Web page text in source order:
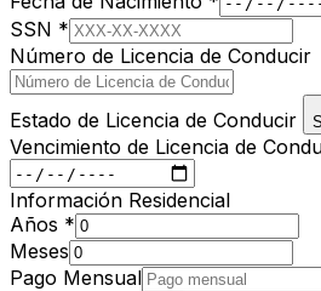
SSN *
Número de Licencia de Conducir
Estado de Licencia de Conducir
Vencimiento de Licencia de
Información Residencial
Años *
Meses
Pago Mensual